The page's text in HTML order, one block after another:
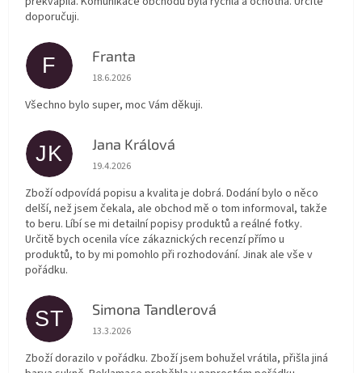
doporučuji.
F Franta
Hodnocení obchodu je 5 z 5 hvězdiček.
18.6.2026
Všechno bylo super, moc Vám děkuji.
JK Jana Králová
Hodnocení obchodu je 5 z 5 hvězdiček.
19.4.2026
Zboží odpovídá popisu a kvalita je dobrá. Dodání bylo o něco
delší, než jsem čekala, ale obchod mě o tom informoval, takže
to beru. Líbí se mi detailní popisy produktů a reálné fotky.
Určitě bych ocenila více zákaznických recenzí přímo u
produktů, to by mi pomohlo při rozhodování. Jinak ale vše v
pořádku.
ST Simona Tandlerová
Hodnocení obchodu je 5 z 5 hvězdiček.
13.3.2026
Zboží dorazilo v pořádku. Zboží jsem bohužel vrátila, přišla jiná